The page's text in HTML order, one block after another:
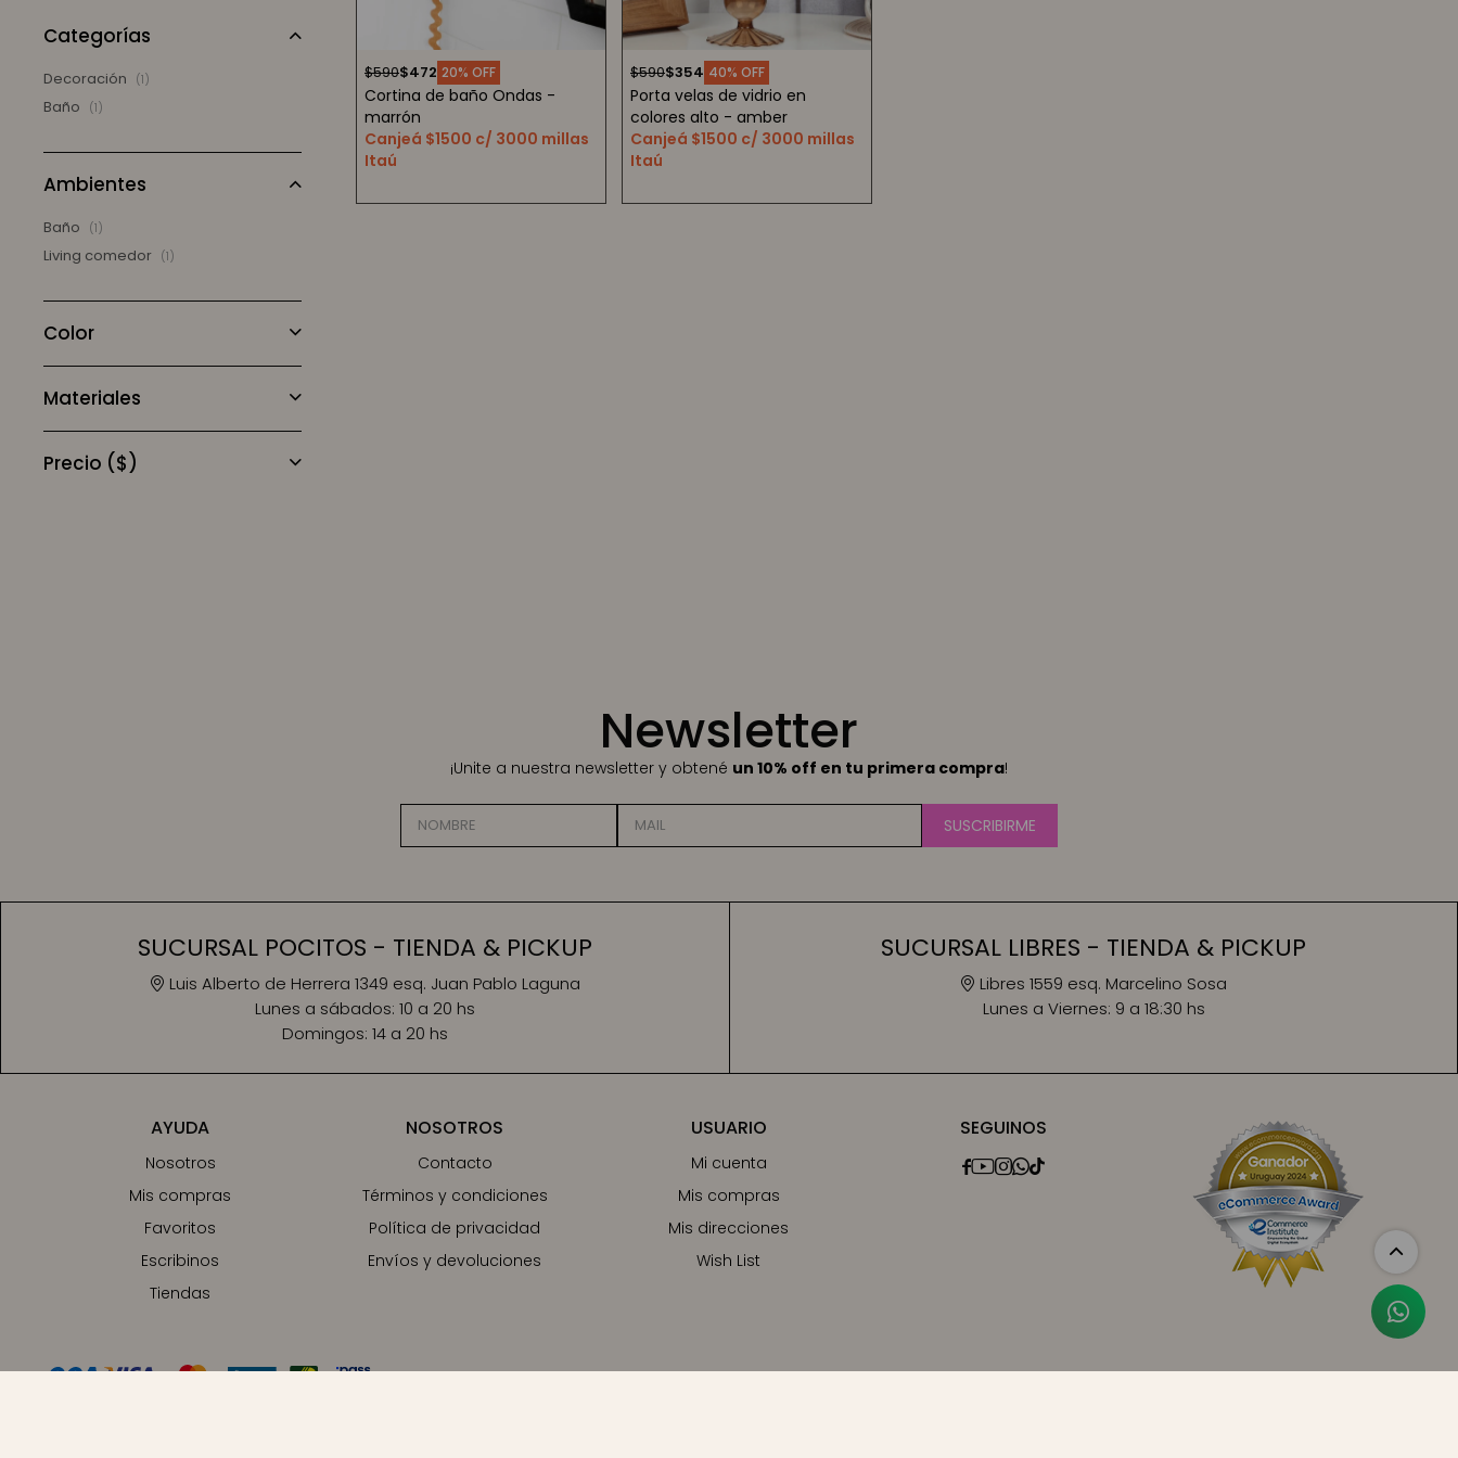
$472
$590 20
Cortina de baño Ondas -
marrón
Canjeá $1500 c/ 3000 millas
Itaú
$354
$590 40
Porta velas de vidrio en
colores alto - amber
Canjeá $1500 c/ 3000 millas
Itaú
Categorías
Decoración (1)
Baño (1)
Precio ($)
Color
Ambientes
Baño (1)
Living comedor (1)
Materiales
NOSOTROS
Contacto
Términos y condiciones
Política de privacidad
Envíos y devoluciones
AYUDA
Nosotros
Mis compras
Favoritos
Escribinos
Tiendas
USUARIO
Mi cuenta
Mis compras
Mis direcciones
Wish List
SEGUINOS

Newsletter
¡Unite a nuestra newsletter y obtené un 10% off en tu primera compra!
SUSCRIBIRME
SUCURSAL POCITOS - TIENDA & PICKUP
Luis Alberto de Herrera 1349 esq. Juan Pablo Laguna
Lunes a sábados: 10 a 20 hs
Domingos: 14 a 20 hs
SUCURSAL LIBRES - TIENDA & PICKUP
Libres 1559 esq. Marcelino Sosa
Lunes a Viernes: 9 a 18:30 hs